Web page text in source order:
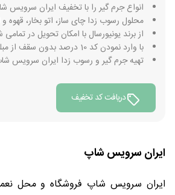
انواع جرم گیر را با تخفیف ایران سرویس
محلول رسوب زدا چای ساز، اتو بخار، قهوه
از برند یونیورسال با امکان تحویل در
با وارد نمودن کد 10 درصد بدون سقف از مبلغ کسر می شود
تهیه جرم گیر و رسوب زدا ایران سرویس
دریافت کد تخفیف
ایران سرویس شاپ
ایران سرویس شاپ فروشگاه و محل